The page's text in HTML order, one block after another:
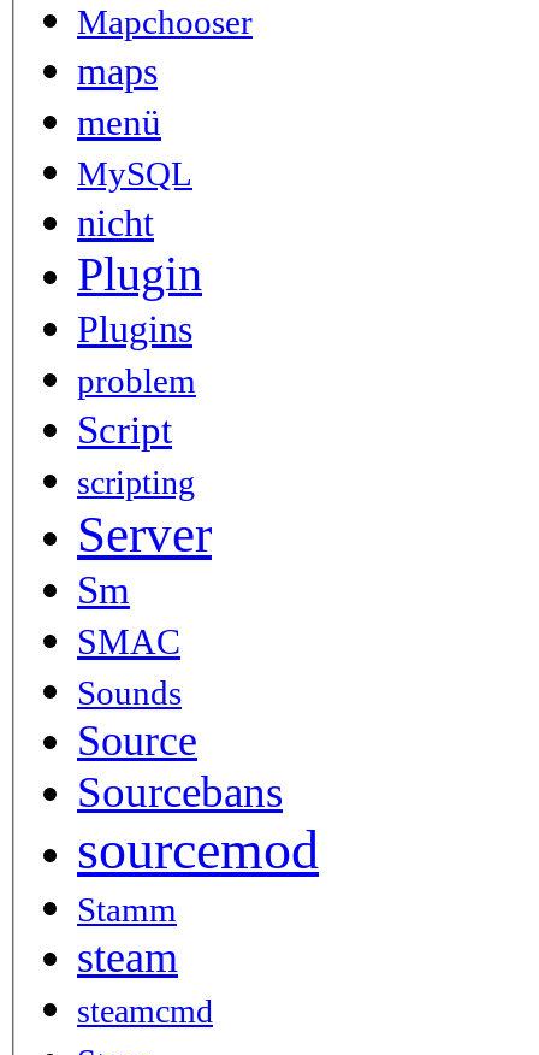
Mapchooser
maps
menü
MySQL
nicht
Plugin
Plugins
problem
Script
scripting
Server
Sm
SMAC
Sounds
Source
Sourcebans
sourcemod
Stamm
steam
steamcmd